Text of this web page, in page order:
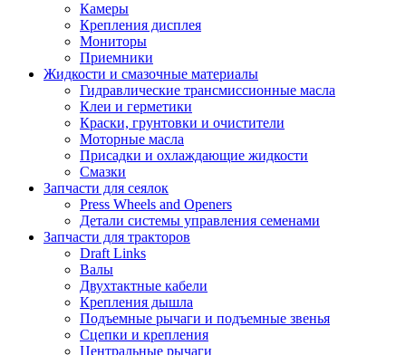
Камеры
Крепления дисплея
Мониторы
Приемники
Жидкости и смазочные материалы
Гидравлические трансмиссионные масла
Клеи и герметики
Краски, грунтовки и очистители
Моторные масла
Присадки и охлаждающие жидкости
Смазки
Запчасти для сеялок
Press Wheels and Openers
Детали системы управления семенами
Запчасти для тракторов
Draft Links
Валы
Двухтактные кабели
Крепления дышла
Подъемные рычаги и подъемные звенья
Сцепки и крепления
Центральные рычаги